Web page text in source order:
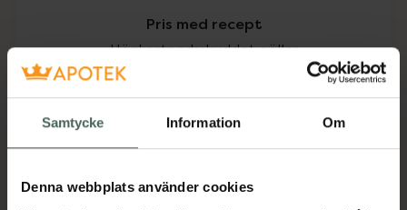
Samtycke Information Om
Denna webbplats använder cookies
Pris med recept
Högkostnadsskyddet gäller
414,88 kr
I apotek:414,88 kr
Köp via ditt recept